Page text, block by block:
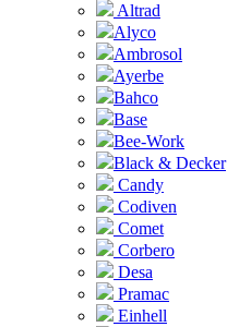
Altrad
Alyco
Ambrosol
Ayerbe
Bahco
Base
Bee-Work
Black & Decker
Candy
Codiven
Comet
Corbero
Desa
Pramac
Einhell